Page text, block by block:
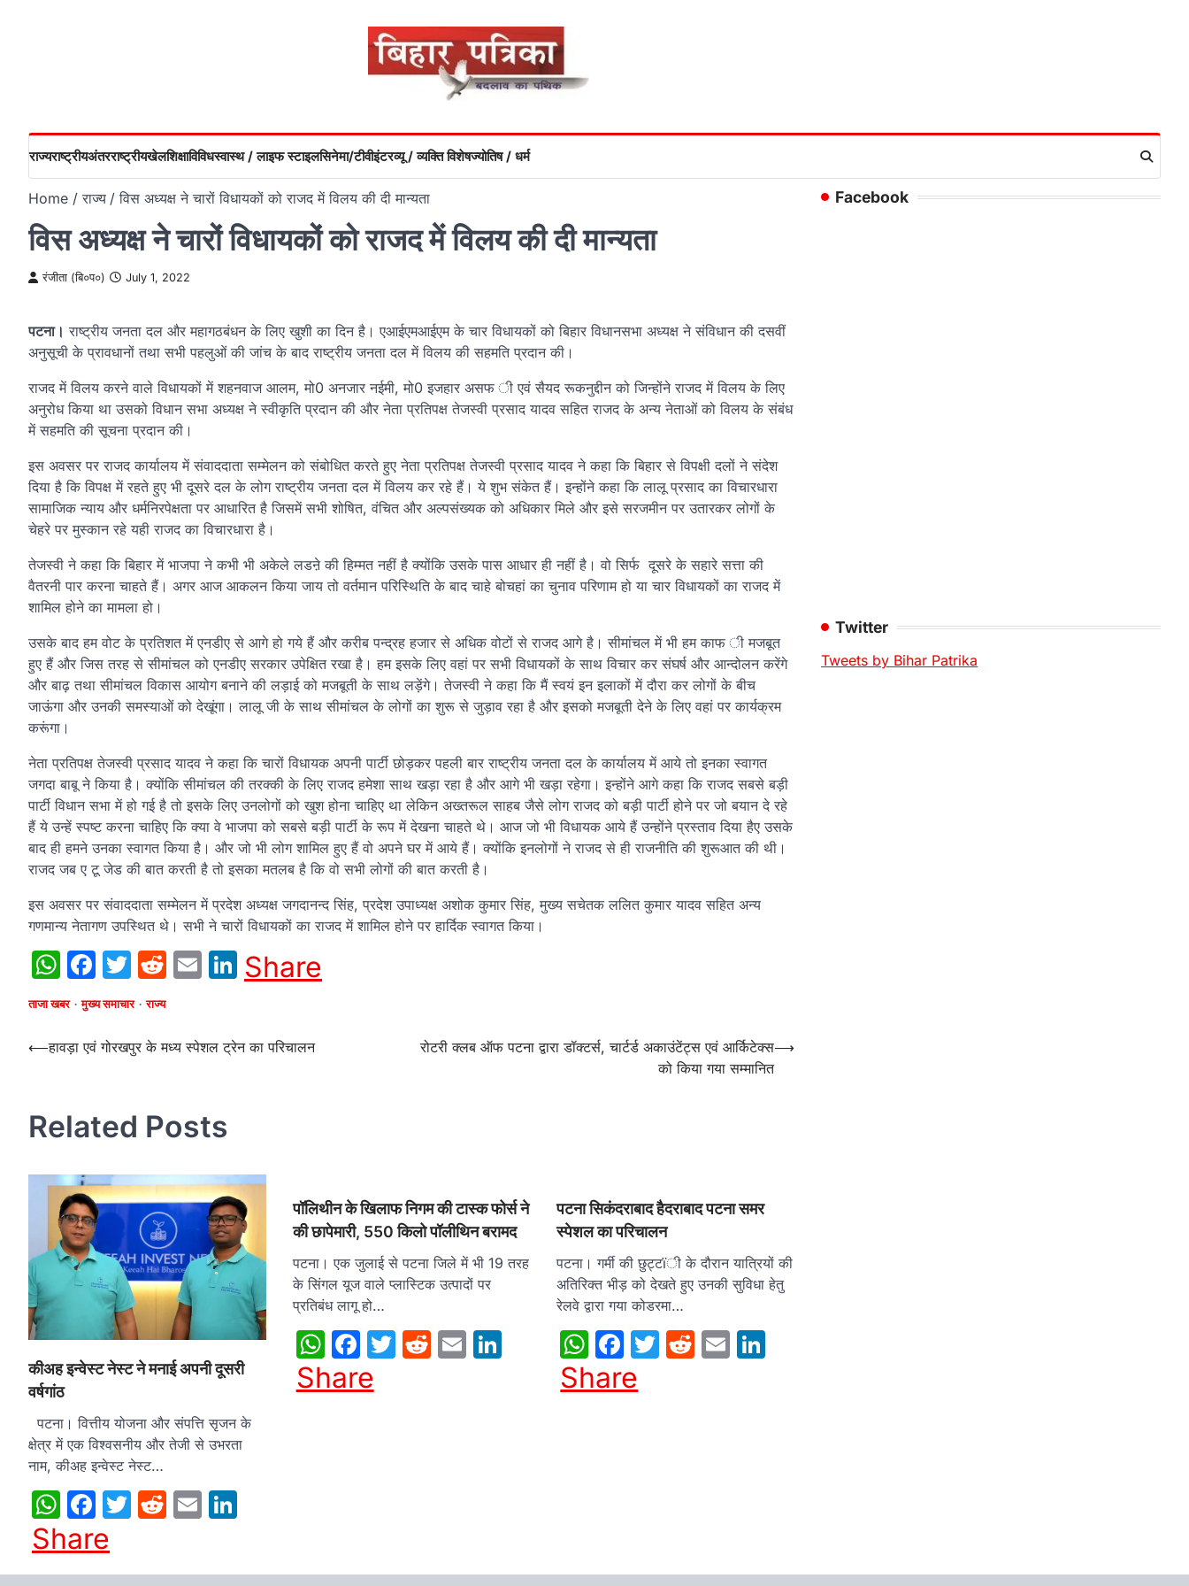
राज्यराष्ट्रीयअंतरराष्ट्रीयखेलशिक्षाविविधस्वास्थ / लाइफ स्टाइलसिनेमा/टीवीइंटरव्यू / व्यक्ति विशेषज्योतिष / धर्म
Home राज्य विस अध्यक्ष ने चारों विधायकों को राजद में विलय की दी मान्यता
विस अध्यक्ष ने चारों विधायकों को राजद में विलय की दी मान्यता
रंजीता (बि०प०) July 1, 2022
पटना। राष्ट्रीय जनता दल और महागठबंधन के लिए खुशी का दिन है। एआईएमआईएम के चार विधायकों को बिहार विधानसभा अध्यक्ष ने संविधान की दसवीं
अनुसूची के प्रावधानों तथा सभी पहलुओं की जांच के बाद राष्ट्रीय जनता दल में विलय की सहमति प्रदान की।
राजद में विलय करने वाले विधायकों में शहनवाज आलम, मो0 अनजार नईमी, मो0 इजहार असफ ी एवं सैयद रूकनुद्दीन को जिन्होंने राजद में विलय के लिए
अनुरोध किया था उसको विधान सभा अध्यक्ष ने स्वीकृति प्रदान की और नेता प्रतिपक्ष तेजस्वी प्रसाद यादव सहित राजद के अन्य नेताओं को विलय के संबंध
में सहमति की सूचना प्रदान की।
इस अवसर पर राजद कार्यालय में संवाददाता सम्मेलन को संबोधित करते हुए नेता प्रतिपक्ष तेजस्वी प्रसाद यादव ने कहा कि बिहार से विपक्षी दलों ने संदेश
दिया है कि विपक्ष में रहते हुए भी दूसरे दल के लोग राष्ट्रीय जनता दल में विलय कर रहे हैं। ये शुभ संकेत हैं। इन्होंने कहा कि लालू प्रसाद का विचारधारा
सामाजिक न्याय और धर्मनिरपेक्षता पर आधारित है जिसमें सभी शोषित, वंचित और अल्पसंख्यक को अधिकार मिले और इसे सरजमीन पर उतारकर लोगों के
चेहरे पर मुस्कान रहे यही राजद का विचारधारा है।
तेजस्वी ने कहा कि बिहार में भाजपा ने कभी भी अकेले लडऩे की हिम्मत नहीं है क्योंकि उसके पास आधार ही नहीं है। वो सिर्फ दूसरे के सहारे सत्ता की
वैतरनी पार करना चाहते हैं। अगर आज आकलन किया जाय तो वर्तमान परिस्थिति के बाद चाहे बोचहां का चुनाव परिणाम हो या चार विधायकों का राजद में
शामिल होने का मामला हो।
उसके बाद हम वोट के प्रतिशत में एनडीए से आगे हो गये हैं और करीब पन्द्रह हजार से अधिक वोटों से राजद आगे है। सीमांचल में भी हम काफ ी मजबूत
हुए हैं और जिस तरह से सीमांचल को एनडीए सरकार उपेक्षित रखा है। हम इसके लिए वहां पर सभी विधायकों के साथ विचार कर संघर्ष और आन्दोलन करेंगे
और बाढ़ तथा सीमांचल विकास आयोग बनाने की लड़ाई को मजबूती के साथ लड़ेंगे। तेजस्वी ने कहा कि मैं स्वयं इन इलाकों में दौरा कर लोगों के बीच
जाऊंगा और उनकी समस्याओं को देखूंगा। लालू जी के साथ सीमांचल के लोगों का शुरू से जुड़ाव रहा है और इसको मजबूती देने के लिए वहां पर कार्यक्रम
करूंगा।
नेता प्रतिपक्ष तेजस्वी प्रसाद यादव ने कहा कि चारों विधायक अपनी पार्टी छोड़कर पहली बार राष्ट्रीय जनता दल के कार्यालय में आये तो इनका स्वागत
जगदा बाबू ने किया है। क्योंकि सीमांचल की तरक्की के लिए राजद हमेशा साथ खड़ा रहा है और आगे भी खड़ा रहेगा। इन्होंने आगे कहा कि राजद सबसे बड़ी
पार्टी विधान सभा में हो गई है तो इसके लिए उनलोगों को खुश होना चाहिए था लेकिन अख्तरूल साहब जैसे लोग राजद को बड़ी पार्टी होने पर जो बयान दे रहे
हैं ये उन्हें स्पष्ट करना चाहिए कि क्या वे भाजपा को सबसे बड़ी पार्टी के रूप में देखना चाहते थे। आज जो भी विधायक आये हैं उन्होंने प्रस्ताव दिया हैए उसके
बाद ही हमने उनका स्वागत किया है। और जो भी लोग शामिल हुए हैं वो अपने घर में आये हैं। क्योंकि इनलोगों ने राजद से ही राजनीति की शुरूआत की थी।
राजद जब ए टू जेड की बात करती है तो इसका मतलब है कि वो सभी लोगों की बात करती है।
इस अवसर पर संवाददाता सम्मेलन में प्रदेश अध्यक्ष जगदानन्द सिंह, प्रदेश उपाध्यक्ष अशोक कुमार सिंह, मुख्य सचेतक ललित कुमार यादव सहित अन्य
गणमान्य नेतागण उपस्थित थे। सभी ने चारों विधायकों का राजद में शामिल होने पर हार्दिक स्वागत किया।
WhatsApp
Facebook
Twitter
Reddit
EmailLinkedIn
Share
ताजा खबर मुख्य समाचार राज्य
Post
⟵हावड़ा एवं गोरखपुर के मध्य स्पेशल ट्रेन का परिचालन
रोटरी क्लब ऑफ पटना द्वारा डॉक्टर्स, चार्टर्ड अकाउंटेंट्स एवं आर्किटेक्स
को किया गया सम्मानित
⟶
Related Posts
कीअह इन्वेस्ट नेस्ट ने मनाई अपनी दूसरी
वर्षगांठ
पटना। वित्तीय योजना और संपत्ति सृजन के
क्षेत्र में एक विश्वसनीय और तेजी से उभरता
नाम, कीअह इन्वेस्ट नेस्ट…
WhatsApp
Facebook
Twitter
Reddit
Email
Share
पॉलिथीन के खिलाफ निगम की टास्क फोर्स ने
की छापेमारी, 550 किलो पॉलीथिन बरामद
पटना। एक जुलाई से पटना जिले में भी 19 तरह
के सिंगल यूज वाले प्लास्टिक उत्पादों पर
प्रतिबंध लागू हो…
WhatsApp
Facebook
Twitter
Reddit
EmailLinkedIn
Share
पटना सिकंदराबाद हैदराबाद पटना समर
स्पेशल का परिचालन
पटना। गर्मी की छुट्टïी के दौरान यात्रियों की
अतिरिक्त भीड़ को देखते हुए उनकी सुविधा हेतु
रेलवे द्वारा गया कोडरमा…
WhatsApp
Facebook
Twitter
Reddit
Email
Share
Facebook
Twitter
Tweets by Bihar Patrika